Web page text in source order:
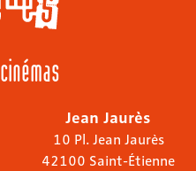
Jean Jaurès
10 Pl. Jean Jaurès
42100 Saint-Étienne